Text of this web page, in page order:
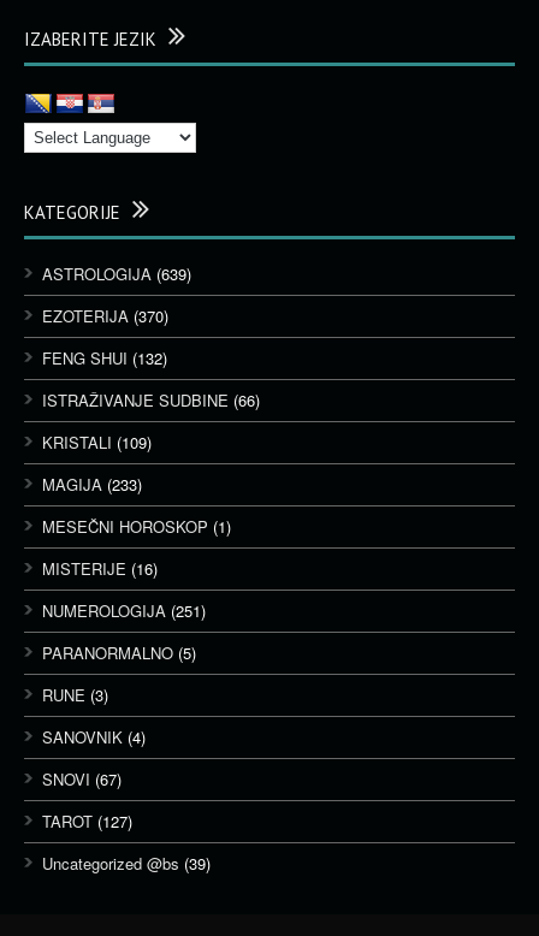
IZABERITE JEZIK
KATEGORIJE
ASTROLOGIJA (639)
EZOTERIJA (370)
FENG SHUI (132)
ISTRAŽIVANJE SUDBINE (66)
KRISTALI (109)
MAGIJA (233)
MESEČNI HOROSKOP (1)
MISTERIJE (16)
NUMEROLOGIJA (251)
PARANORMALNO (5)
RUNE (3)
SANOVNIK (4)
SNOVI (67)
TAROT (127)
Uncategorized @bs (39)